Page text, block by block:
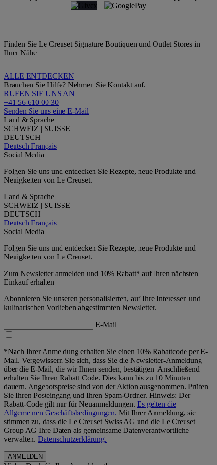
Finden Sie Le Creuset Signature Boutiquen und Outlet Stores in
Ihrer Nähe
ALLE ENTDECKEN
Brauchen Sie Hilfe? Nehmen Sie Kontakt auf.
RUFEN SIE UNS AN
+41 56 610 00 30
Senden Sie uns eine E-Mail
Land & Sprache
SCHWEIZ | SUISSE
DEUTSCH
Deutsch Français
Social Media
Folgen Sie uns und entdecken Sie Rezepte, neue Produkte und
Neuigkeiten von Le Creuset.
Land & Sprache
SCHWEIZ | SUISSE
DEUTSCH
Deutsch Français
Social Media
Folgen Sie uns und entdecken Sie Rezepte, neue Produkte und
Neuigkeiten von Le Creuset.
Zum Newsletter anmelden und 10% Rabatt* auf Ihren nächsten
Einkauf erhalten
Abonnieren Sie unseren personalisierten, auf Ihre Interessen und
kulinarischen Vorlieben abgestimmten Newsletter.
E-Mail
*Nach Ihrer Anmeldung erhalten Sie einen 10% Rabattcode per E-
Mail. Vergewissern Sie sich, dass Sie die Newsletter-Anmeldung
über die E-Mail, die wir Ihnen senden, bestätigen. Anschließend
erhalten Sie Ihren Rabatt-Code. Dies kann bis zu 10 Minuten
dauern. Angebotspreise sind von der Aktion ausgenommen. Prüfen
Sie Ihren Posteingang und Ihren Spam-Ordner. Hinweis: Der
Rabatt-Code gilt nur für Neuanmeldungen. Es gelten die
Allgemeinen Geschäftsbedingungen. Mit Ihrer Anmeldung, sie
stimmen zu, dass die Le Creuset Swiss AG und die Le Creuset
Group AG Ihre Daten als gemeinsame Datenverantwortliche
verwalten. Datenschutzerklärung.